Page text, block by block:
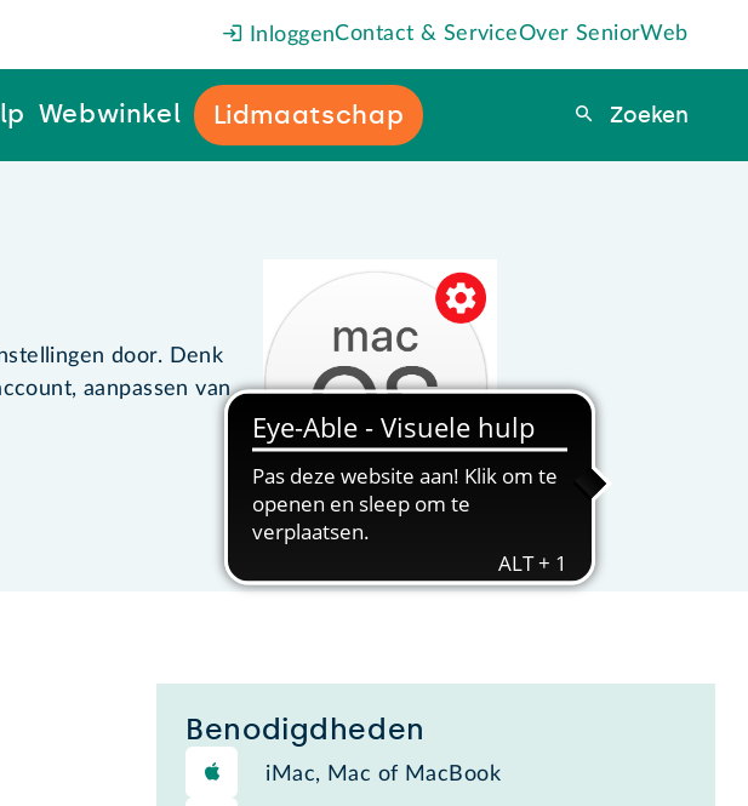
InloggenContact & ServiceOver SeniorWeb
Webwinkel Lidmaatschap Zoeken
Zoeken
door. Denk
aanpassen van
Benodigdheden
iMac, Mac of MacBook